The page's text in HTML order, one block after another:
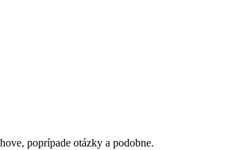
poprípade otázky a podobne.